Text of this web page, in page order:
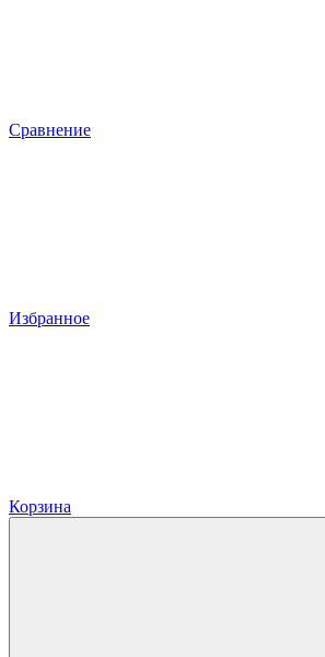
Сравнение
Избранное
Корзина